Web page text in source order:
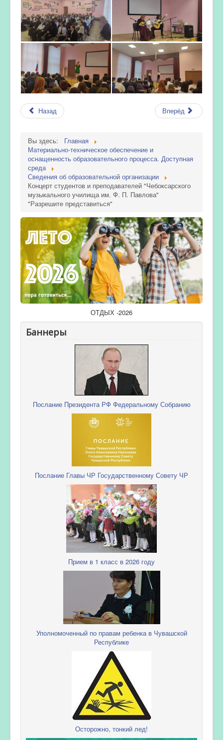
Назад Вперёд
Вы здесь:
Главная
Материально-техническое обеспечение и
оснащенность образовательного процесса. Доступная
среда
Сведения об образовательной организации
Концерт студентов и преподавателей "Чебоксарского
музыкального училища им. Ф. П. Павлова"
"Разрешите представиться"
ОТДЫХ -2026
Баннеры
Послание Президента РФ Федеральному Собранию
Послание Главы ЧР Государственному Совету ЧР
Прием в 1 класс в 2026 году
Уполномоченный по правам ребенка в Чувашской
Республике
Осторожно, тонкий лед!